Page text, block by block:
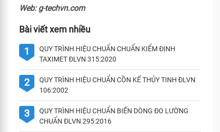
Web: g-techvn.com
Bài viết xem nhiều
1
QUY TRÌNH HIỆU CHUẨN CHUẨN KIỂM ĐỊNH
TAXIMET ĐLVN 315:2020
2
QUY TRÌNH HIỆU CHUẨN CỒN KẾ THỦY TINH ĐLVN
106:2002
3
QUY TRÌNH HIỆU CHUẨN BIẾN DÒNG ĐO LƯỜNG
CHUẨN ĐLVN 295:2016